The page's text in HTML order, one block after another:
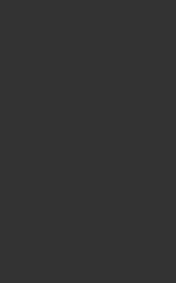
JEEP 1941